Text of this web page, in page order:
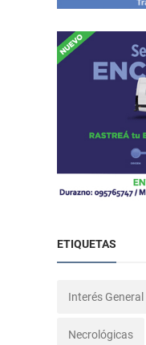
ETIQUETAS
Interés General
Necrológicas